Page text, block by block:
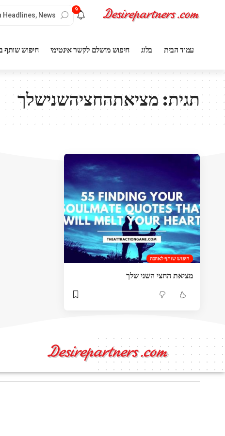
9
עמוד הבית בלוג חיפוש מושלם לקשר אינטימי חיפוש שותף
תגית:מציאתהחציהשנישלך
חיפוש שותף לאהבה
מציאת החצי השני שלך